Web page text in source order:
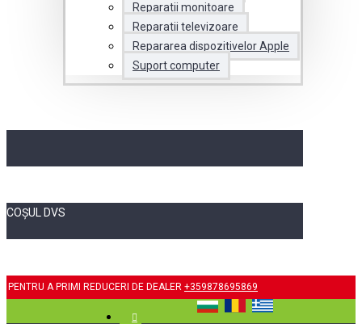
Reparatii monitoare
Reparatii televizoare
Repararea dispozitivelor Apple
Suport computer
COȘUL DVS
PENTRU A PRIMI REDUCERI DE DEALER +359878695869